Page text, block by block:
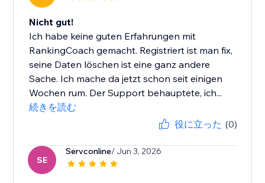
Nicht gut!
Ich habe keine guten Erfahrungen mit
RankingCoach gemacht. Registriert ist man fix,
seine Daten löschen ist eine ganz andere
Sache. Ich mache da jetzt schon seit einigen
Wochen rum. Der Support behauptete, ich...
続きを読む
役に立った (0)
SE
Servconline/ Jun 3, 2026